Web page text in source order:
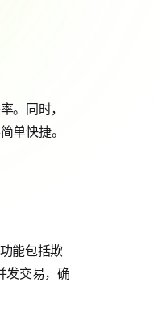
。同时，
单快捷。
能包括欺
发交易，确